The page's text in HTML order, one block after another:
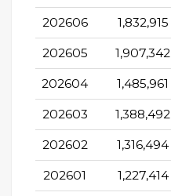
202606 1,832,915
202605 1,907,342
202604 1,485,961
202603 1,388,492
202602 1,316,494
202601 1,227,414